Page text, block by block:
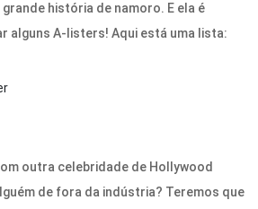
grande história de namoro. E ela é
alguns A-listers! Aqui está uma lista:
outra celebridade de Hollywood
de fora da indústria? Teremos que